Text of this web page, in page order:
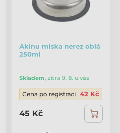
Akinu miska nerez oblá
250ml
Skladem, zítra 9. 8. u vás
Cena po registraci 42 Kč
45 Kč